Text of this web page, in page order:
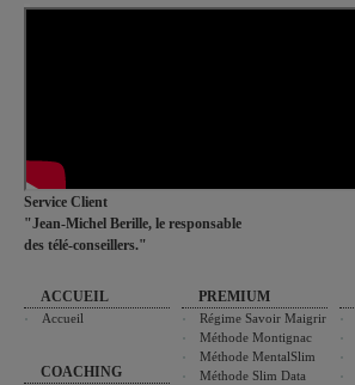
Service Client
"Jean-Michel Berille, le responsable
des télé-conseillers."
ACCUEIL
Accueil
COACHING
PREMIUM
Régime Savoir Maigrir
Méthode Montignac
Méthode MentalSlim
Méthode Slim Data